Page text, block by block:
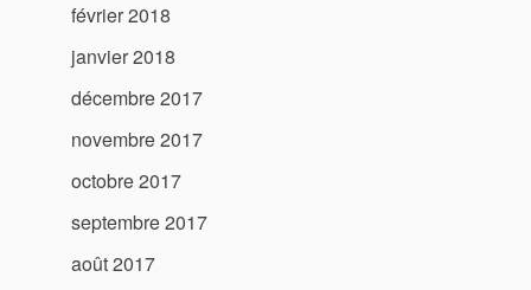
février 2018
janvier 2018
décembre 2017
novembre 2017
octobre 2017
septembre 2017
août 2017